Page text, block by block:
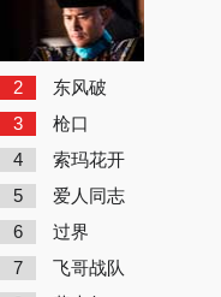
2 东风破
3 枪口
4 索玛花开
5 爱人同志
6 过界
7 飞哥战队